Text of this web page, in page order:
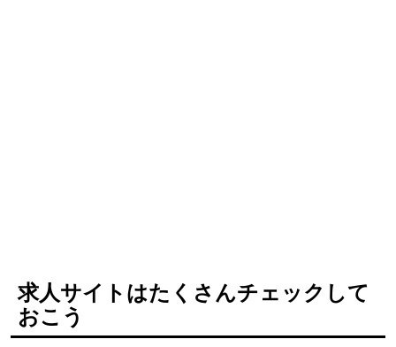
求人サイトはたくさんチェックして
おこう